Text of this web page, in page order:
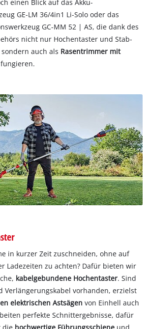
einen Blick auf das Akku-
GE-LM 36/4in1 Li-Solo oder das
GC-MM 52 | AS, die dank des
nicht nur Hochentaster und Stab-
auch als Rasentrimmer mit
fungieren.
in kurzer Zeit zuschneiden, ohne auf
Ladezeiten zu achten? Dafür bieten wir
kabelgebundene Hochentaster. Sind
Verlängerungskabel vorhanden, erzielst
elektrischen Astsägen von Einhell auch
perfekte Schnittergebnisse, dafür